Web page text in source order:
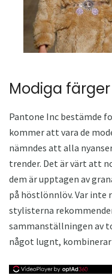
Modiga
Pantone Inc bestämde
kommer att vara de
nämndes att alla
trender. Det är värt att
dem är upptagen av
på höstlönnlöv. Var inte
stylisterna
sammanställningen av
något lugnt,